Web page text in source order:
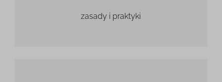
zasady i praktyki